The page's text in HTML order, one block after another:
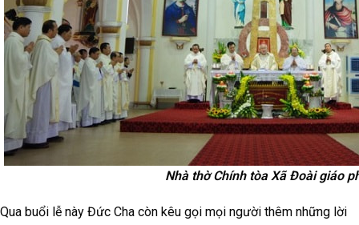
Nhà thờ Chính tòa Xã Đoài giáo
Qua buổi lễ này Đức Cha còn kêu gọi mọi người thêm những lời